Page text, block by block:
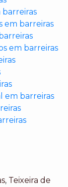
barreiras
em barreiras
em barreiras
em barreiras
, Teixeira de